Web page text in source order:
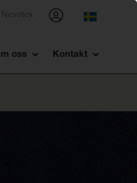
Nevotex
oss Kontakt